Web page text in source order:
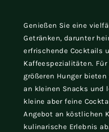
Genießen Sie eine
Getränken, darunter
erfrischende Cocktails
Kaffeespezialitäten.
größeren Hunger
an kleinen Snacks und
kleine aber feine
Angebot an köstlichen
kulinarische Erlebnis